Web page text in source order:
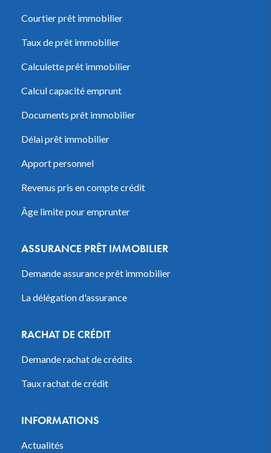
Courtier prêt immobilier
Taux de prêt immobilier
Calculette prêt immobilier
Calcul capacité emprunt
Documents prêt immobilier
Délai prêt immobilier
Apport personnel
Revenus pris en compte crédit
Âge limite pour emprunter
ASSURANCE PRÊT IMMOBILIER
Demande assurance prêt immobilier
La délégation d'assurance
RACHAT DE CRÉDIT
Demande rachat de crédits
Taux rachat de crédit
INFORMATIONS
Actualités